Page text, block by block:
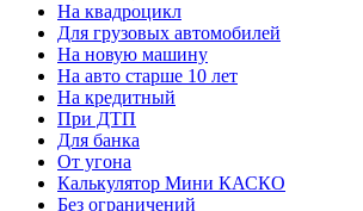
На квадроцикл
Для грузовых автомобилей
На новую машину
На авто старше 10 лет
На кредитный
При ДТП
Для банка
От угона
Калькулятор Мини КАСКО
Без ограничений